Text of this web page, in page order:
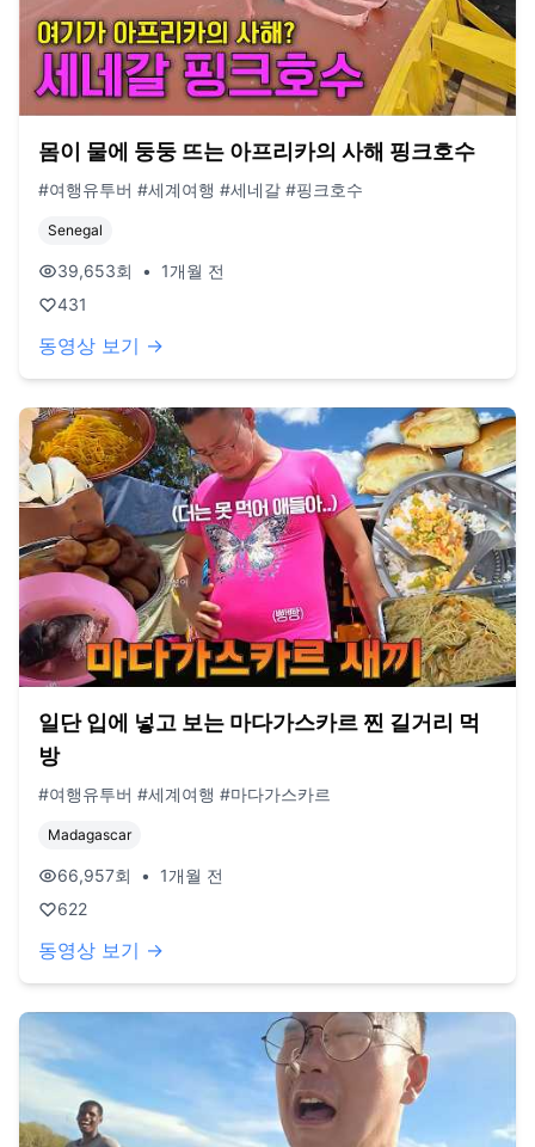
몸이 물에 둥둥 뜨는 아프리카의 사해 핑크호수
#여행유투버 #세계여행 #세네갈 #핑크호수
Senegal
39,653회 •
1개월 전
431
동영상 보기 →
일단 입에 넣고 보는 마다가스카르 찐 길거리 먹
방
#여행유투버 #세계여행 #마다가스카르
Madagascar
66,957회 •
1개월 전
622
동영상 보기 →